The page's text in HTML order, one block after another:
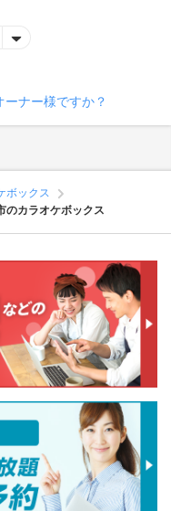
ナー様ですか？
ボックス
のカラオケボックス